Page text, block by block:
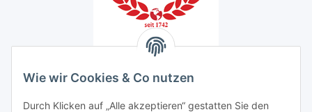
Wie wir Cookies & Co nutzen
Durch Klicken auf „Alle akzeptieren“ gestatten Sie den
Schropp Land & Karte GmbH